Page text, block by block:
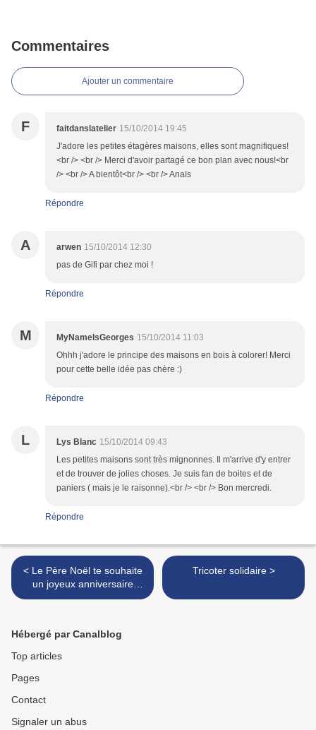
Commentaires
Ajouter un commentaire
F faitdanslatelier 15/10/2014 19:45
J'adore les petites étagères maisons, elles sont magnifiques!
<br /> <br /> Merci d'avoir partagé ce bon plan avec nous!<br
/> <br /> A bientôt<br /> <br /> Anaïs
Répondre
A arwen 15/10/2014 12:30
pas de Gifi par chez moi !
Répondre
M MyNameIsGeorges 15/10/2014 11:03
Ohhh j'adore le principe des maisons en bois à colorer! Merci
pour cette belle idée pas chère :)
Répondre
L Lys Blanc 15/10/2014 09:43
Les petites maisons sont très mignonnes. Il m'arrive d'y entrer
et de trouver de jolies choses. Je suis fan de boites et de
paniers ( mais je le raisonne).<br /> <br /> Bon mercredi.
Répondre
< Le Père Noël te souhaite
un joyeux anniversaire
(vidéo personnalisée
Tricoter solidaire >
Hébergé par Canalblog
Top articles
Pages
Contact
Signaler un abus